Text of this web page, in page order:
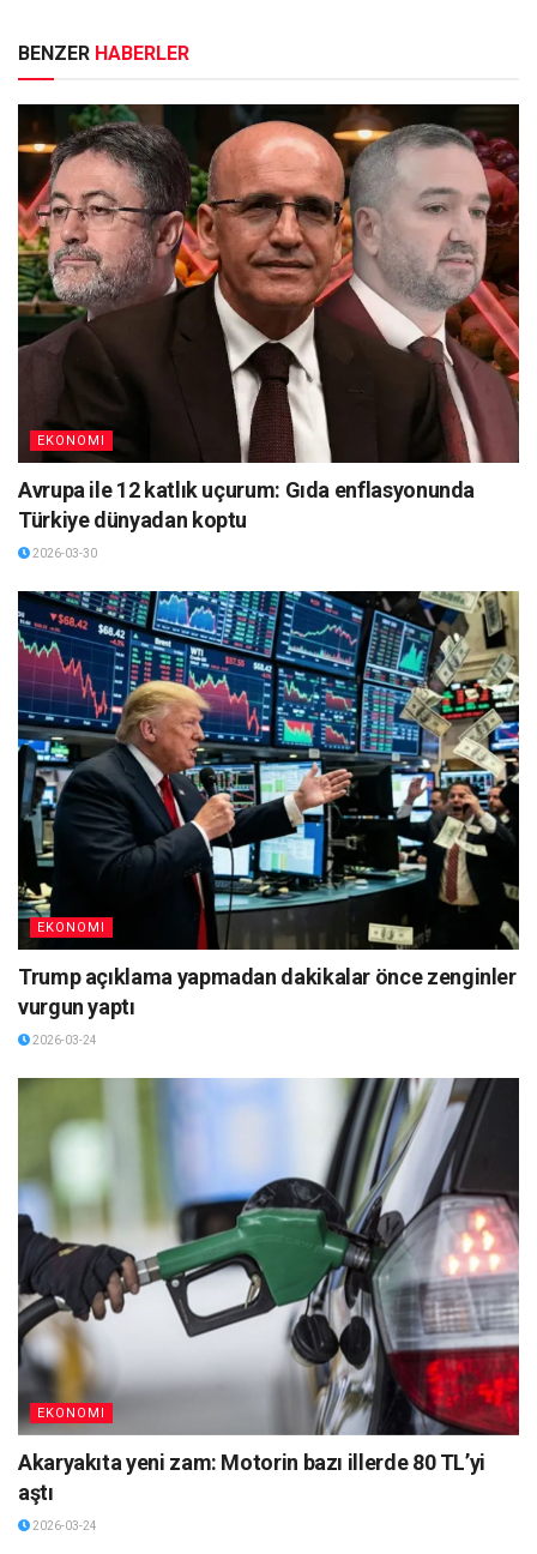
BENZER HABERLER
EKONOMI
Avrupa ile 12 katlık uçurum: Gıda enflasyonunda
Türkiye dünyadan koptu
2026-03-30
EKONOMI
Trump açıklama yapmadan dakikalar önce zenginler
vurgun yaptı
2026-03-24
EKONOMI
Akaryakıta yeni zam: Motorin bazı illerde 80 TL’yi
aştı
2026-03-24